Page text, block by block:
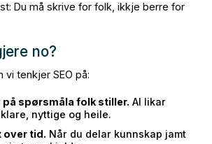
Du må skrive for folk, ikkje berre for
no?
vi tenkjer SEO på:
på spørsmåla folk stiller. AI likar
nyttige og heile.
over tid. Når du delar kunnskap jamt